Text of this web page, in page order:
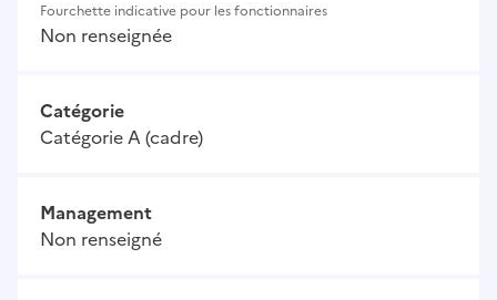
Fourchette indicative pour les fonctionnaires
Non renseignée
Catégorie
Catégorie A (cadre)
Management
Non renseigné